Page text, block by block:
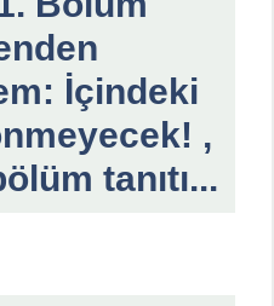
İçindeki
,
tanıtı...